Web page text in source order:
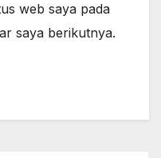
web saya pada
saya berikutnya.